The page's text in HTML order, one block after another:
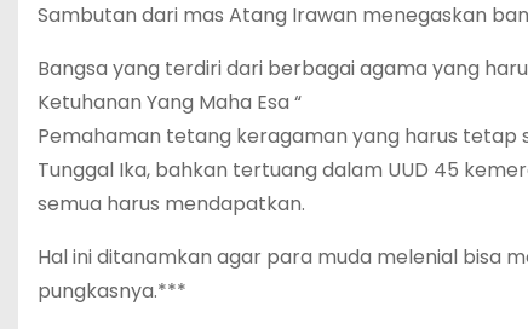
Sambutan dari mas Atang Irawan menegaskan
Bangsa yang terdiri dari berbagai agama yang
Ketuhanan Yang Maha Esa “
Pemahaman tetang keragaman yang harus tetap
Tunggal Ika, bahkan tertuang dalam UUD 45
semua harus mendapatkan.
Hal ini ditanamkan agar para muda melenial bisa
pungkasnya.***